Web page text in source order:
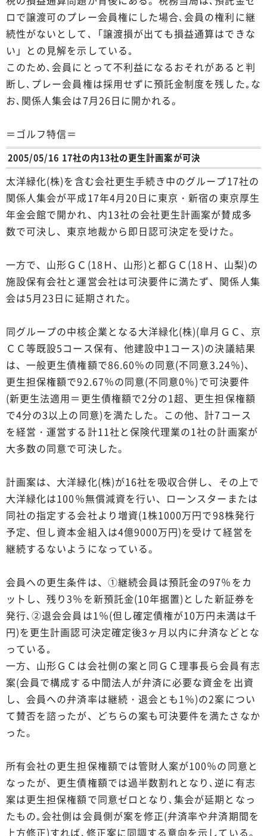
ロで譲渡可のプレー会員権にした場合､会員の権利に継
続性がないとして､「譲渡損が出ても損益通算はできな
い」との見解を示している｡
このため､会員にとって不利益になるおそれがあると判
断し､プレー会員権は採用せずに預託金制度を残した｡な
お､関係人集会は7月26日に開かれる。
＝ゴルフ特信＝
2005/05/16 17社の内13社の更生計画案が可決
太洋緑化(株)を含む会社更生手続き中のグループ17社の
関係人集会が平成17年4月20日に東京・新宿の東京厚生
年金会館で開かれ、内13社の会社更生計画案が賛成多
数で可決し、東京地裁から即日認可決定を受けた。
一方で、山形ＧＣ(18Ｈ、山形)と都ＧＣ(18Ｈ、山梨)の
施設保有会社と運営会社は可決要件に満たず、関係人集
会は5月23日に延期された。
同グループの中核企業となる大洋緑化(株)(皐月ＧＣ、京
ＣＣ等既設5コース保有、他建設中1コース)の決議結果
は、一般更生債権額で86.60％の同意(不同意3.24％)、
更生担保権額で92.67％の同意(不同意0％)で可決要件
(新更生法適用＝更生債権額で2分の1超、更生担保権額
で4分の3以上の同意)を満たした。この他、計7コース
を経営・運営する計11社と保険代理業の1社の計画案が
大多数の同意で可決した。
計画案は、大洋緑化(株)が16社を吸収合併し、その上で
大洋緑化は100％無償減資を行い、ローンスターまたは
同社の指定する会社より増資(1株1000万円で98株発行
予定、但し資本金組入は4億9000万円)を受けて経営を
継続するないようになっている。
会員への更生条件は、①継続会員は預託金の97％をカ
ットし、残り3％を新預託金(10年据置)とした新証券を
発行､②退会会員は1％(但し確定債権が10万円未満は千
円)を更生計画認可決定確定後3ヶ月以内に弁済などとな
っている｡
一方、山形ＧＣは会社側の案と同ＧＣ理事長ら会員有志
案(会員で構成する中間法人が弁済に必要な資金を出資
し、会員への弁済率は継続・退会とも1％)の2案につい
て賛否を諮ったが、どちらの案も可決要件を満たさなか
った。
所有会社の更生担保権額では管財人案が100％の同意と
なったが、更生債権額では過半数割れとなり､逆に有志
案は更生担保権額で同意ゼロとなり､集会が延期となっ
たもの｡会社側は会員側が案を修正(弁済率や弁済期間を
上方修正)すれば､修正案に同調する意向を示している。